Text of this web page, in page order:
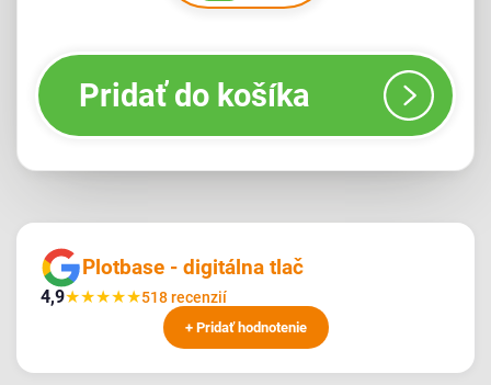
Pridať do košíka
Plotbase - digitálna tlač
4,9★★★★★518 recenzií
+ Pridať hodnotenie